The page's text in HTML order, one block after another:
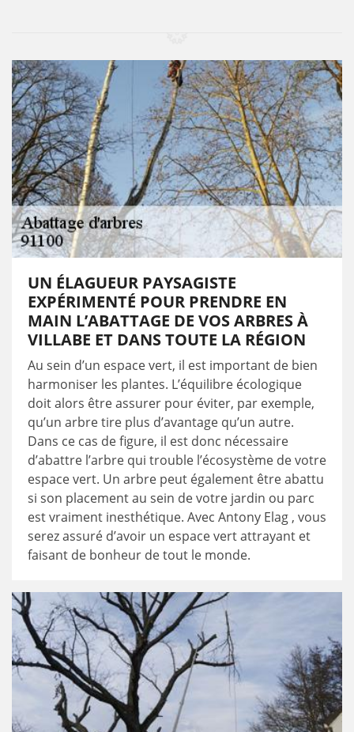
UN ÉLAGUEUR PAYSAGISTE
EXPÉRIMENTÉ POUR PRENDRE EN
MAIN L’ABATTAGE DE VOS ARBRES À
VILLABE ET DANS TOUTE LA RÉGION
Au sein d’un espace vert, il est important de bien
harmoniser les plantes. L’équilibre écologique
doit alors être assurer pour éviter, par exemple,
qu’un arbre tire plus d’avantage qu’un autre.
Dans ce cas de figure, il est donc nécessaire
d’abattre l’arbre qui trouble l’écosystème de votre
espace vert. Un arbre peut également être abattu
si son placement au sein de votre jardin ou parc
est vraiment inesthétique. Avec Antony Elag , vous
serez assuré d’avoir un espace vert attrayant et
faisant de bonheur de tout le monde.